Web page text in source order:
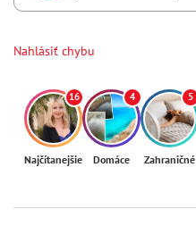
Nahlásiť chybu
16
Najčítanejšie
4
Domáce
5
Zahraničné